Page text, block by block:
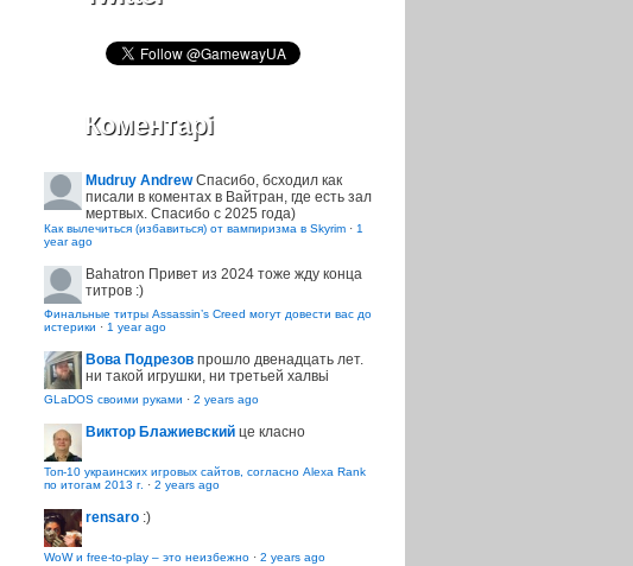
Коментарі
Mudruy Andrew Спасибо, бсходил как
писали в коментах в Вайтран, где есть зал
мертвых. Спасибо с 2025 года)
Как вылечиться (избавиться) от вампиризма в Skyrim · 1
year ago
Bahatron Привет из 2024 тоже жду конца
титров :)
Финальные титры Assassin’s Creed могут довести вас до
истерики · 1 year ago
Вова Подрезов прошло двенадцать лет.
ни такой игрушки, ни третьей халвьі
GLaDOS своими руками · 2 years ago
Виктор Блажиевский це класно
Топ-10 украинских игровых сайтов, согласно Alexa Rank
по итогам 2013 г. · 2 years ago
rensaro :)
WoW и free-to-play – это неизбежно · 2 years ago